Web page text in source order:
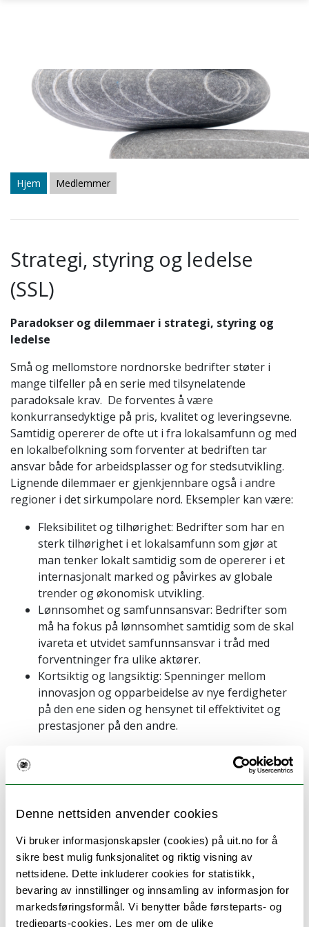
Denne nettsiden anvender cookies
Vi bruker informasjonskapsler (cookies) på uit.no for å
sikre best mulig funksjonalitet og riktig visning av
nettsidene. Dette inkluderer cookies for statistikk,
bevaring av innstillinger og innsamling av informasjon for
markedsføringsformål. Vi benytter både førsteparts- og
tredjeparts-cookies. Les mer om de ulike
Gå til hovedinnhold
Hjem Medlemmer
Strategi, styring og ledelse
(SSL)
Paradokser og dilemmaer i strategi, styring og
ledelse
Små og mellomstore nordnorske bedrifter støter i
mange tilfeller på en serie med tilsynelatende
paradoksale krav. De forventes å være
konkurransedyktige på pris, kvalitet og leveringsevne.
Samtidig opererer de ofte ut i fra lokalsamfunn og med
en lokalbefolkning som forventer at bedriften tar
ansvar både for arbeidsplasser og for stedsutvikling.
Lignende dilemmaer er gjenkjennbare også i andre
regioner i det sirkumpolare nord. Eksempler kan være:
Fleksibilitet og tilhørighet: Bedrifter som har en
sterk tilhørighet i et lokalsamfunn som gjør at
man tenker lokalt samtidig som de opererer i et
internasjonalt marked og påvirkes av globale
trender og økonomisk utvikling.
Lønnsomhet og samfunnsansvar: Bedrifter som
må ha fokus på lønnsomhet samtidig som de skal
ivareta et utvidet samfunnsansvar i tråd med
forventninger fra ulike aktører.
Kortsiktig og langsiktig: Spenninger mellom
innovasjon og opparbeidelse av nye ferdigheter
på den ene siden og hensynet til effektivitet og
prestasjoner på den andre.
Arbeidet i forskergruppa rettes mot to hovedtemaer
Hvilke paradokser og dilemmaer opplever SMB?
dilemmaer?
Ressurssituasjonen i SMB begrenser tilgjengelige
måter for å håndtere paradokser og dilemmaer. Store
bedrifter kan for eksempel håndtere dette ved å gi
ulike avdelinger ansvar for å håndtere ulike